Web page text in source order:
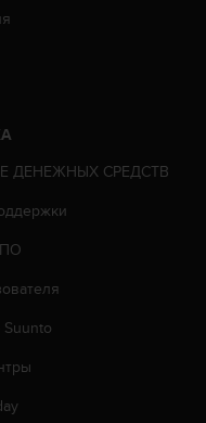
ДЕНЕЖНЫХ СРЕДСТВ